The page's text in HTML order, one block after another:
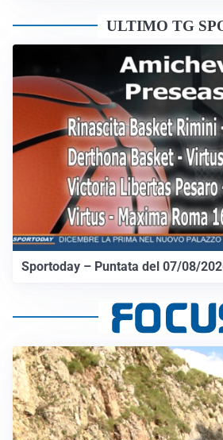
ULTIMO TG
Sportoday – Puntata del 07/08/